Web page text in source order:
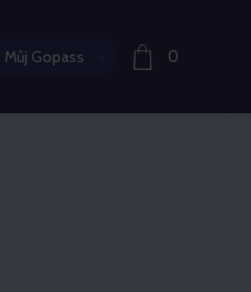
Můj Gopass 0